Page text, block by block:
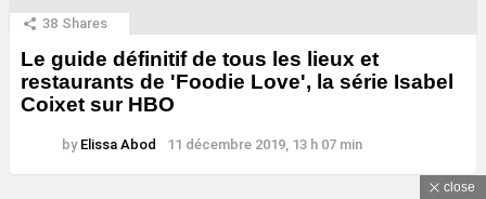
38 Shares
Le guide définitif de tous les lieux et
restaurants de 'Foodie Love', la série Isabel
Coixet sur HBO
by Elissa Abod 11 décembre 2019, 13 h 07 min
close